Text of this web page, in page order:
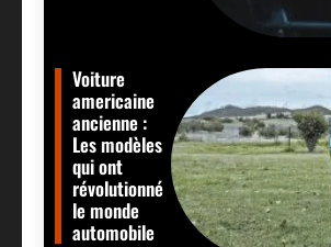
Voiture
americaine
ancienne :
Les modèles
qui ont
révolutionné
le monde
automobile